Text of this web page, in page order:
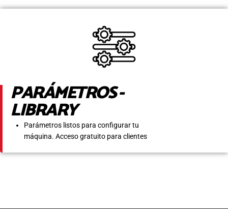
PARÁMETROS -
LIBRARY
Parámetros listos para configurar tu
máquina. Acceso gratuito para clientes